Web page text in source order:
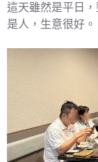
這天雖然是平日
是人，生意很好。